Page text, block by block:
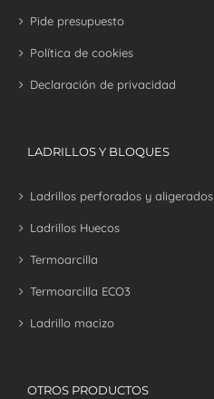
Pide presupuesto
Política de cookies
Declaración de privacidad
LADRILLOS Y BLOQUES
Ladrillos perforados y aligerados
Ladrillos Huecos
Termoarcilla
Termoarcilla ECO3
Ladrillo macizo
OTROS PRODUCTOS